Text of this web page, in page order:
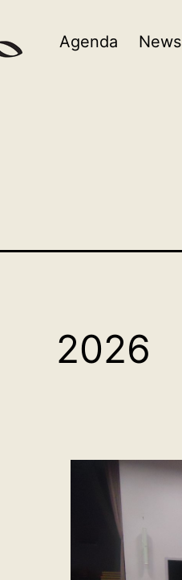
Agenda News
2026